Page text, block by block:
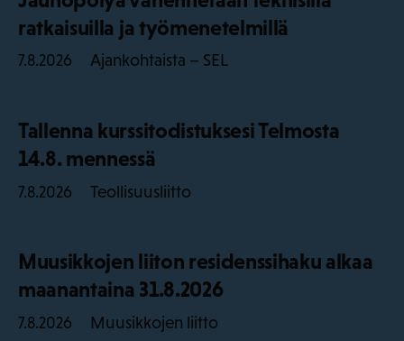
ratkaisuilla ja työmenetelmillä
7.8.2026 Ajankohtaista – SEL
Tallenna kurssitodistuksesi Telmosta
14.8. mennessä
7.8.2026 Teollisuusliitto
Muusikkojen liiton residenssihaku alkaa
maanantaina 31.8.2026
7.8.2026 Muusikkojen liitto